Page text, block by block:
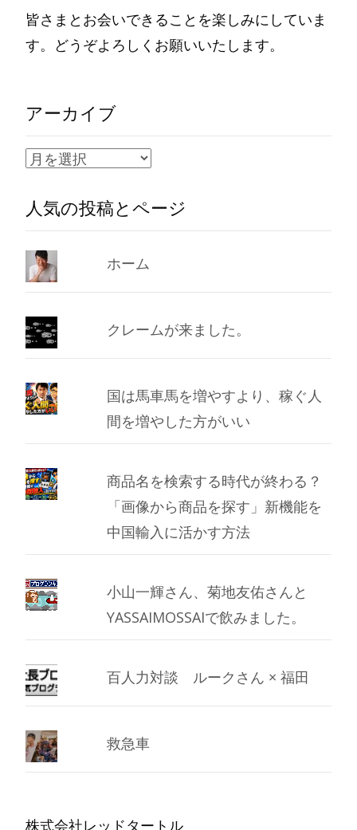
皆さまとお会いできることを楽しみにしていま
す。どうぞよろしくお願いいたします。
アーカイブ
ア
カ
イ
ブ
人気の投稿とページ
ホーム
クレームが来ました。
国は馬車馬を増やすより、稼ぐ人
間を増やした方がいい
商品名を検索する時代が終わる？
「画像から商品を探す」新機能を
中国輸入に活かす方法
小山一輝さん、菊地友佑さんと
YASSAIMOSSAIで飲みました。
百人力対談 ルークさん × 福田
救急車
株式会社レッドタートル